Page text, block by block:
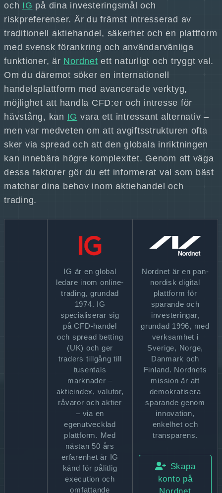
och IG på dina investeringsmål och
riskpreferenser. Är du främst intresserad av
traditionell aktiehandel, säkerhet och en plattform
med svensk förankring och användarvänliga
funktioner, är Nordnet ett naturligt och tryggt val.
Om du däremot söker en internationell
handelsplattform med avancerade verktyg,
möjlighet att handla CFD:er och intresse för
hävstång, kan IG vara ett intressant alternativ –
men var medveten om att avgiftsstrukturen ofta
sker via spread och att den globala inriktningen
kan innebära högre komplexitet. Genom att väga
dessa faktorer gör du ett informerat val som bäst
matchar dina behov inom aktiehandel och
trading.
IG är en global
ledare inom online-
trading, grundad
1974. IG
specialiserar sig
på CFD-handel
och spread betting
(UK) och ger
traders tillgång till
tusentals
marknader –
aktieindex, valutor,
råvaror och aktier
– via en
egenutvecklad
plattform. Med
nästan 50 års
erfarenhet är IG
känd för pålitlig
execution och
omfattande
Nordnet är en pan-
nordisk digital
plattform för
sparande och
investeringar,
grundad 1996, med
verksamhet i
Sverige, Norge,
Danmark och
Finland. Nordnets
mission är att
demokratisera
sparande genom
innovation,
enkelhet och
transparens.
Skapa
konto på
Nordnet